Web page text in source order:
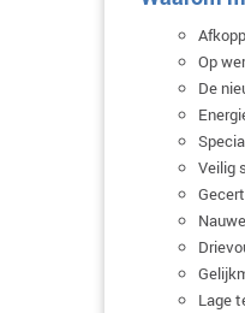
Op
De
Veilig
Lage